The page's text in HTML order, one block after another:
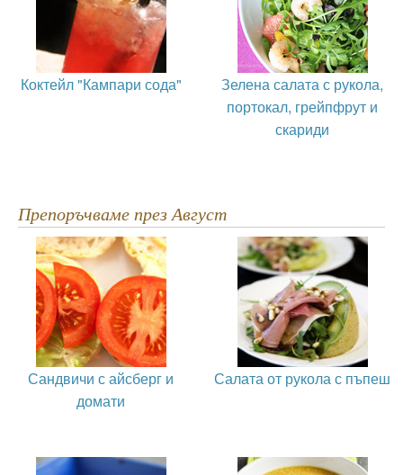
Коктейл "Кампари сода"
Зелена салата с рукола,
портокал, грейпфрут и
скариди
Препоръчваме през Август
Сандвичи с айсберг и
домати
Салата от рукола с пъпеш